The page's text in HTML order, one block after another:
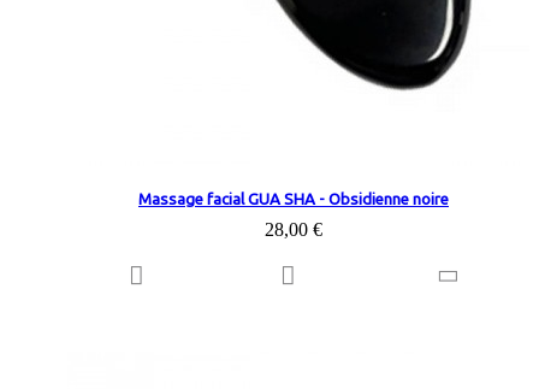
Massage facial GUA SHA - Obsidienne noire
28,00 €